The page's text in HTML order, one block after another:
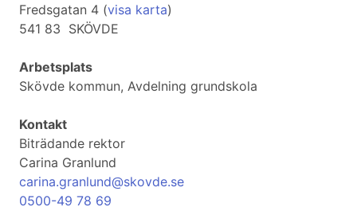
Fredsgatan 4 (visa karta)
541 83 SKÖVDE
Arbetsplats
Skövde kommun, Avdelning grundskola
Kontakt
Biträdande rektor
Carina Granlund
carina.granlund@skovde.se
0500-49 78 69